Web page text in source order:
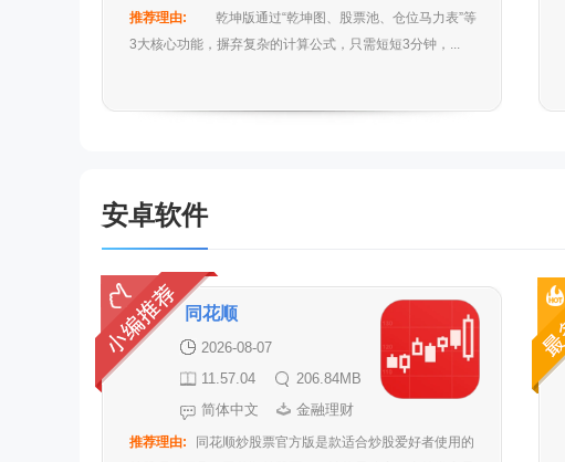
推荐理由:
乾坤版通过“乾坤图、股票池、仓位马力表”等
3大核心功能，摒弃复杂的计算公式，只需短短3分钟，...
安卓软件
同花顺
2026-08-07
11.57.04
206.84MB
简体中文
金融理财
推荐理由:
同花顺炒股票官方版是款适合炒股爱好者使用的